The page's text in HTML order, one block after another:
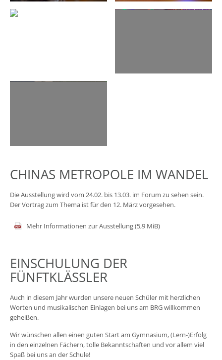
CHINAS METROPOLE IM WANDEL
Die Ausstellung wird vom 24.02. bis 13.03. im Forum zu sehen sein.
Der Vortrag zum Thema ist für den 12. März vorgesehen.
Mehr Informationen zur Ausstellung(5,9 MiB)
EINSCHULUNG DER
FÜNFTKLÄSSLER
Auch in diesem Jahr wurden unsere neuen Schüler mit herzlichen
Worten und musikalischen Einlagen bei uns am BRG willkommen
geheißen.
Wir wünschen allen einen guten Start am Gymnasium, (Lern-)Erfolg
in den einzelnen Fächern, tolle Bekanntschaften und vor allem viel
Spaß bei uns an der Schule!